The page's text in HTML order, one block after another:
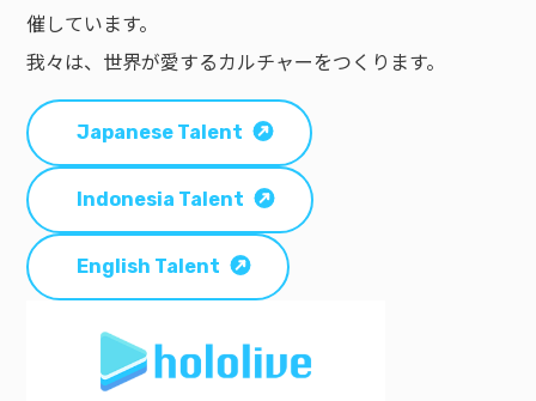
催しています。
我々は、世界が愛するカルチャーをつくります。
Japanese Talent
Indonesia Talent
English Talent